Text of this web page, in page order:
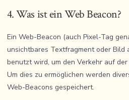
4. Was ist ein Web Beacon?
Ein Web-Beacon (auch Pixel-Tag
unsichtbares Textfragment oder Bild
benutzt wird, um den Verkehr auf
Um dies zu ermöglichen werden
Web-Beacons gespeichert.